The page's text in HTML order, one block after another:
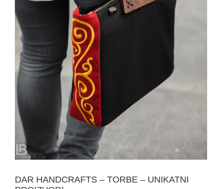
DAR HANDCRAFTS – TORBE – UNIKATNI